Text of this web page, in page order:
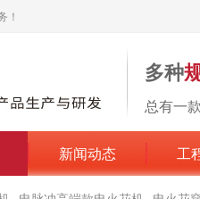
！
多种
总有一
新闻动态 工